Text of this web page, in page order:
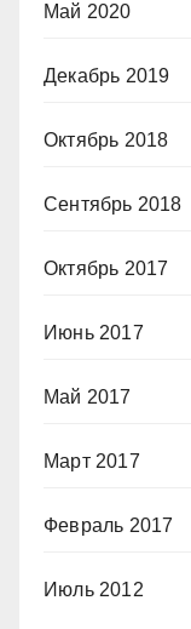
Май 2020
Декабрь 2019
Октябрь 2018
Сентябрь 2018
Октябрь 2017
Июнь 2017
Май 2017
Март 2017
Февраль 2017
Июль 2012